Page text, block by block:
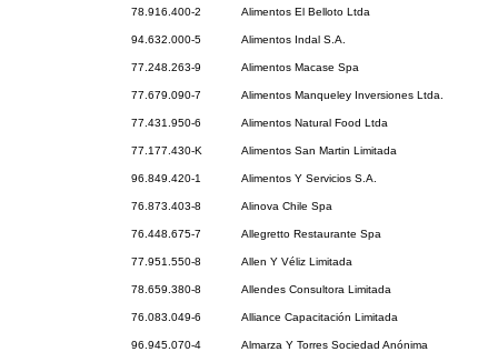
78.916.400-2 Alimentos El Belloto Ltda
94.632.000-5 Alimentos Indal S.A.
77.248.263-9 Alimentos Macase Spa
77.679.090-7 Alimentos Manqueley Inversiones Ltda.
77.431.950-6 Alimentos Natural Food Ltda
77.177.430-K Alimentos San Martin Limitada
96.849.420-1 Alimentos Y Servicios S.A.
76.873.403-8 Alinova Chile Spa
76.448.675-7 Allegretto Restaurante Spa
77.951.550-8 Allen Y Véliz Limitada
78.659.380-8 Allendes Consultora Limitada
76.083.049-6 Alliance Capacitación Limitada
96.945.070-4 Almarza Y Torres Sociedad Anónima